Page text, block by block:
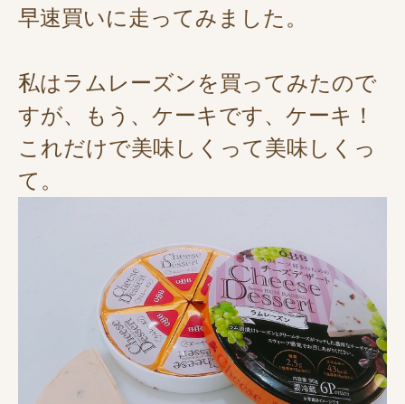
早速買いに走ってみました。
私はラムレーズンを買ってみたので
すが、もう、ケーキです、ケーキ！
これだけで美味しくって美味しくっ
て。